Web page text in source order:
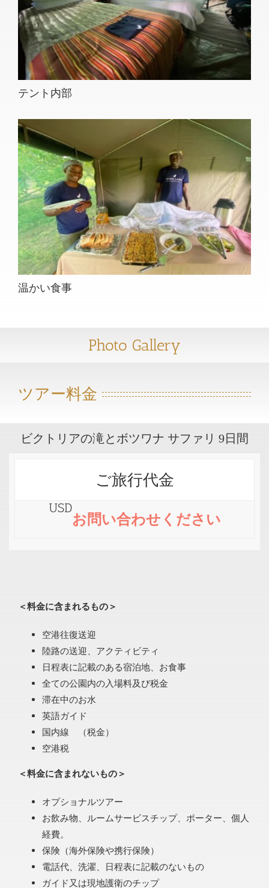
テント内部
温かい食事
Photo Gallery
ツアー料金
ビクトリアの滝とボツワナ サファリ 9日間
ご旅行代金
USD
お問い合わせください
＜料金に含まれるもの＞
空港往復送迎
陸路の送迎、アクティビティ
日程表に記載のある宿泊地、お食事
全ての公園内の入場料及び税金
滞在中のお水
英語ガイド
国内線 （税金）
空港税
＜料金に含まれないもの＞
オプショナルツアー
お飲み物、ルームサービスチップ、ポーター、個人
経費。
保険（海外保険や携行保険）
電話代、洗濯、日程表に記載のないもの
ガイド又は現地護衛のチップ